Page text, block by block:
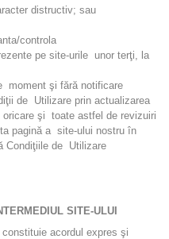
distructiv; sau
controla
pe site-urile unor terţi, la
moment şi fără notificare
de Utilizare prin actualizarea
şi toate astfel de revizuiri
pagină a site-ului nostru în
Condiţiile de Utilizare
SITE-ULUI
acordul expres şi